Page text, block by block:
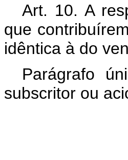
Art. 10. A
que
idêntica à do
Parágrafo
subscritor ou